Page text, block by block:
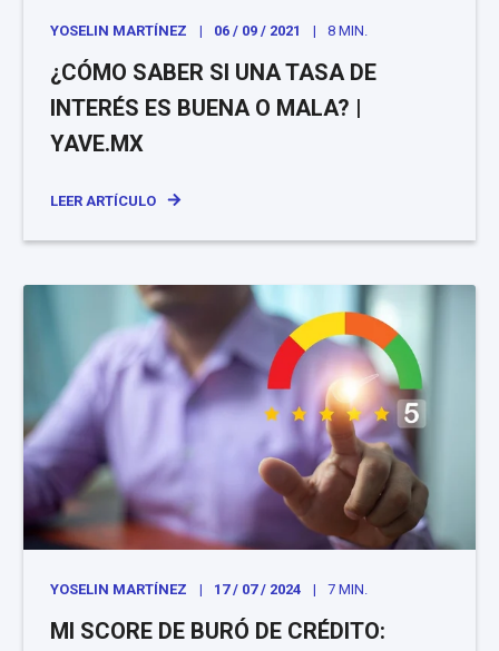
YOSELIN MARTÍNEZ 06 / 09 / 2021 8 MIN.
¿CÓMO SABER SI UNA TASA DE
INTERÉS ES BUENA O MALA? |
YAVE.MX
LEER ARTÍCULO
YOSELIN MARTÍNEZ 17 / 07 / 2024 7 MIN.
MI SCORE DE BURÓ DE CRÉDITO: